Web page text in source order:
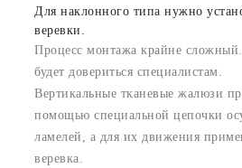
Для наклонного типа нужно
веревки.
Процесс монтажа крайне
будет довериться специалистам.
Вертикальные тканевые жалюзи
помощью специальной цепочки
ламелей, а для их движения
веревка.